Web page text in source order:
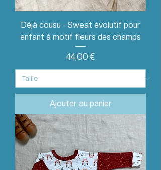
Déjà cousu - Sweat évolutif pour
enfant à motif fleurs des champs
Prix
44,00 €
Ajouter au panier